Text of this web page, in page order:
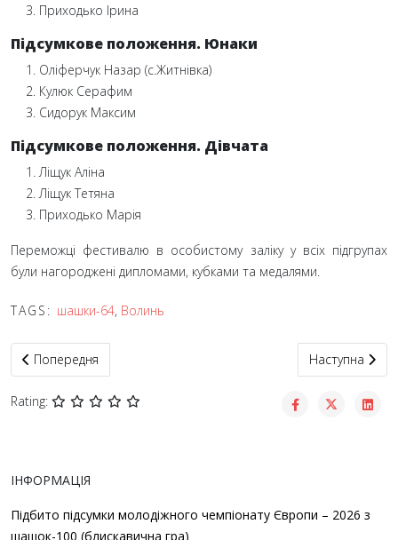
Приходько Ірина
Підсумкове положення. Юнаки
Оліферчук Назар (с.Житнівка)
Кулюк Серафим
Сидорук Максим
Підсумкове положення. Дівчата
Ліщук Аліна
Ліщук Тетяна
Приходько Марія
Переможці фестивалю в особистому заліку у всіх підгрупах
були нагороджені дипломами, кубками та медалями.
TAGS: шашки-64, Волинь
Попередня стаття: Матвєй Колєсніков виборов Кубок України
Попередня Наступна
Наступна
Rating:
ІНФОРМАЦІЯ
Підбито підсумки молодіжного чемпіонату Європи – 2026 з
шашок-100 (блискавична гра)